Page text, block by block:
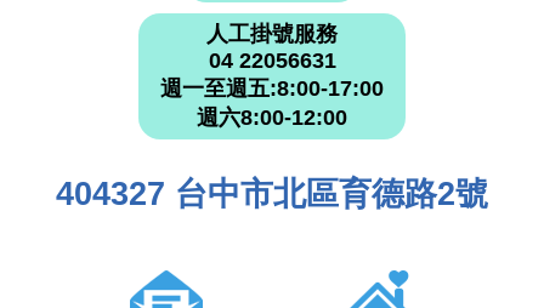
人工掛號服務
04 22056631
週一至週五:8:00-17:00
週六8:00-12:00
404327 台中市北區育德路2號